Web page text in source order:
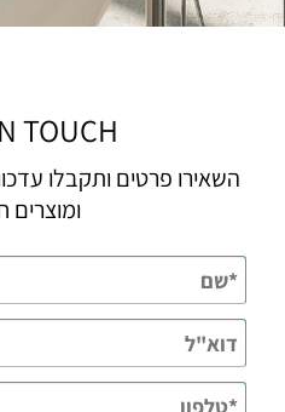
TOUCH
השאירו פרטים ותקבלו
ומוצרים